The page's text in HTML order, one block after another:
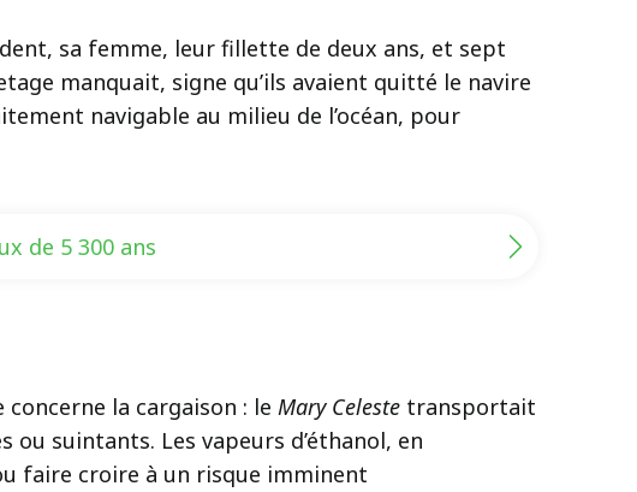
sa femme, leur fillette de deux ans, et sept
manquait, signe qu’ils avaient quitté le navire
navigable au milieu de l’océan, pour
de 5 300 ans
la cargaison : le Mary Celeste transportait
suintants. Les vapeurs d’éthanol, en
faire croire à un risque imminent